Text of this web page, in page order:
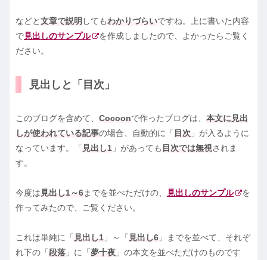
などと文章で説明 してもわかりづらいですね。上に書いた内容
で見出しのサンプル
を作成しましたので、よかったらご覧く
ださい。
見出しと「目次」
このブログを含めて、 Cocoonで作ったブログは、 本文に見出
しが使われている記事の場合、自動的に「 目次 」が入るように
なっています。「 見出し1 」があっても 目次では無視されま
す。
今度は 見出し1～6までを並べただけの、 見出しのサンプル
を
作ってみたので、ご覧ください。
これは単純に「 見出し1 」～「 見出し6 」までを並べて、それぞ
れ下の「 段落 」に「 夢十夜 」の本文を並べただけのものです